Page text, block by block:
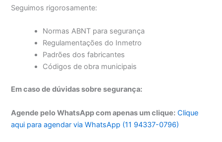
Seguimos rigorosamente:
Normas ABNT para segurança
Regulamentações do Inmetro
Padrões dos fabricantes
Códigos de obra municipais
Em caso de dúvidas sobre segurança:
Agende pelo WhatsApp com apenas um clique: Clique
aqui para agendar via WhatsApp (11 94337-0796)